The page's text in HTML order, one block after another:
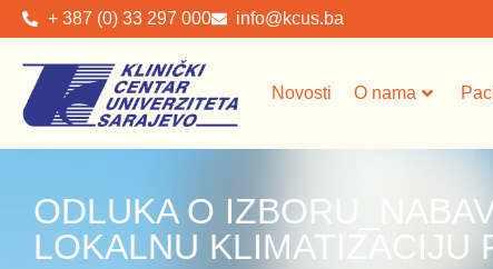
+ 387 (0) 33 297 000 info@kcus.ba
Novosti O nama
ODLUKA O
LOKALNU KLIMATIZACIJU